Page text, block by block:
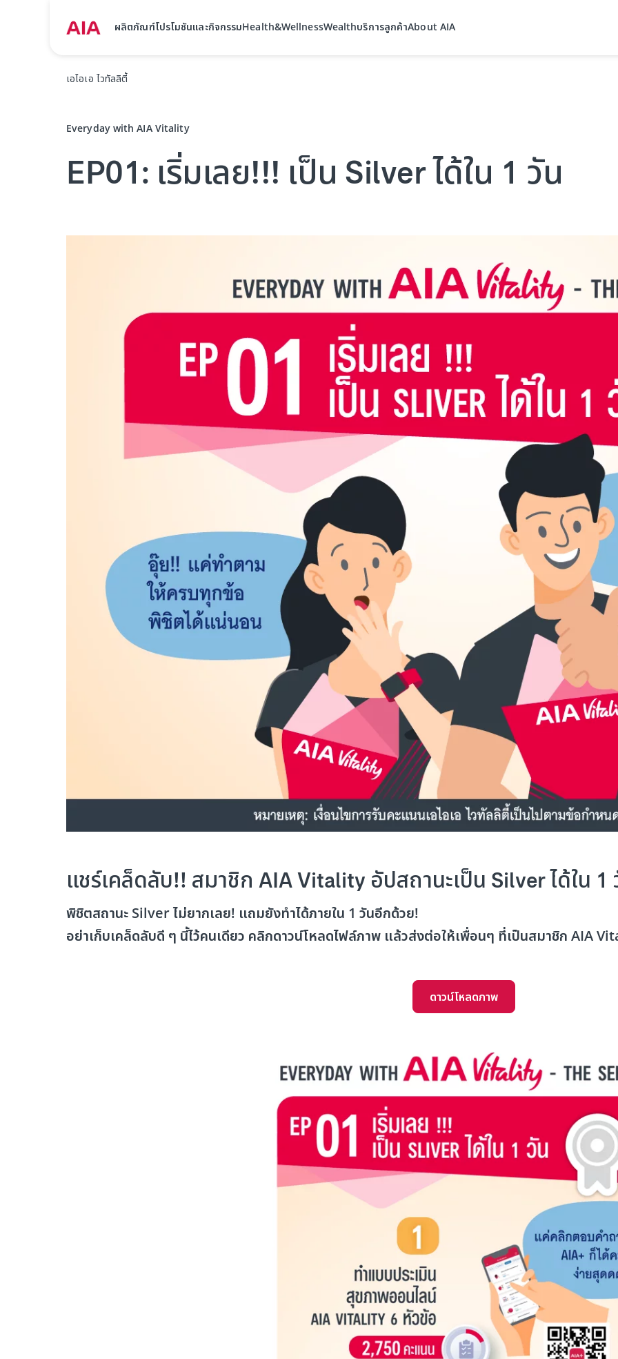
ผลิตภัณฑ์โปรโมชันและกิจกรรมHealth&WellnessWealthบริการลูกค้าAbout AIA
เอไอเอ ไวทัลลิตี้
Everyday with AIA Vitality
EP01: เริ่มเลย!!! เป็น Silver ได้ใน 1 วัน
แชร์เคล็ดลับ!! สมาชิก AIA Vitality อัปสถานะเป็น Silver ได้ใน 1
พิชิตสถานะ Silver ไม่ยากเลย! แถมยังทำได้ภายใน 1 วันอีกด้วย!
อย่าเก็บเคล็ดลับดี ๆ นี้ไว้คนเดียว คลิกดาวน์โหลดไฟล์ภาพ แล้วส่งต่อให้เพื่อนๆ ที่เป็นสมาชิก AIA
ดาวน์โหลดภาพ